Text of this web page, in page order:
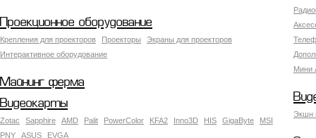
Мини
Проекционное оборудование
Крепления для проекторов Проекторы
Экраны для проекторов
Интерактивное оборудование
Майнинг ферма
Экшн
Видеокарты
Zotac Sapphire AMD Palit PowerColor KFA2 Inno3D HIS GigaByte
MSI
PNY
ASUS EVGA